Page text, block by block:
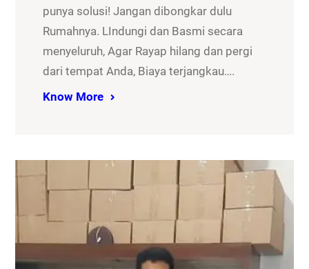
punya solusi! Jangan dibongkar dulu
Rumahnya. LIndungi dan Basmi secara
menyeluruh, Agar Rayap hilang dan pergi
dari tempat Anda, Biaya terjangkau….
Know More